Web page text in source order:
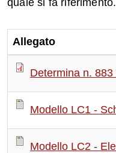
quale si fa riferimento.
Allegato
Determina n.
Modello LC1 -
Modello LC2 -